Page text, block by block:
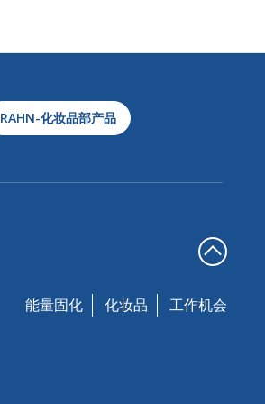
RAHN-化妆品部产品
能量固化 化妆品 工作机会